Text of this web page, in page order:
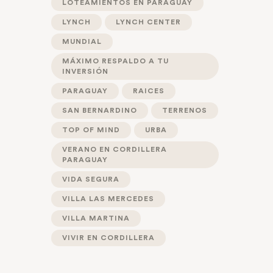
LOTEAMIENTOS EN PARAGUAY
LYNCH LYNCH CENTER
MUNDIAL
MÁXIMO RESPALDO A TU
INVERSIÓN
PARAGUAY RAICES
SAN BERNARDINO TERRENOS
TOP OF MIND URBA
VERANO EN CORDILLERA
PARAGUAY
VIDA SEGURA
VILLA LAS MERCEDES
VILLA MARTINA
VIVIR EN CORDILLERA